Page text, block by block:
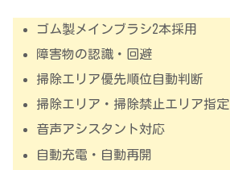
ゴム製メインブラシ2本採用
障害物の認識・回避
掃除エリア優先順位自動判断
掃除エリア・掃除禁止エリア指定
音声アシスタント対応
自動充電・自動再開